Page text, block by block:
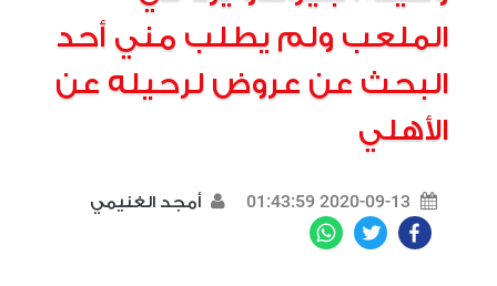
الملعب ولم يطلب مني أحد
البحث عن عروض لرحيله عن
الأهلي
2020-09-13 01:43:59 أمجد الغنيمي
Facebook
Twitter